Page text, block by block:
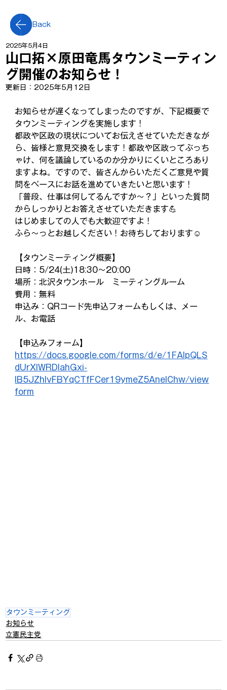
山口拓×原田竜馬タウンミーティン
グ開催のお知らせ！
2025年5月4日
更新日： 2025年5月12日
お知らせが遅くなってしまったのですが、下記概要で
タウンミーティングを実施します！
都政や区政の現状についてお伝えさせていただきなが
ら、皆様と意見交換をします！都政や区政ってぶっち
ゃけ、何を議論しているのか分かりにくいところあり
ますよね。ですので、皆さんからいただくご意見や質
問をベースにお話を進めていきたいと思います！
「普段、仕事は何してるんですか～？」といった質問
からしっかりとお答えさせていただきます💪
はじめましての人でも大歓迎ですよ！
ふら～っとお越しください！お待ちしております☺
【タウンミーティング概要】
日時：5/24(土)18:30～20:00
場所：北沢タウンホール　ミーティングルーム
費用：無料
申込み：QRコード先申込フォームもしくは、メー
ル、お電話
【申込みフォーム】
https://docs.google.com/forms/d/e/1FAIpQLS
dUrXlWRDlahGxi-
lB5JZhIvFBYqCTfFCer19ymeZ5AnelChw/view
form
タウンミーティング
お知らせ
立憲民主党
Back